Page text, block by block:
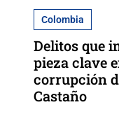
Colombia
Delitos que
pieza clave
corrupción
Castaño